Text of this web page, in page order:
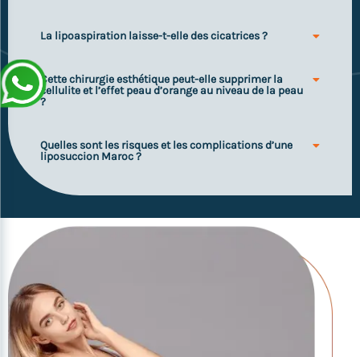
La lipoaspiration laisse-t-elle des cicatrices ?
Cette chirurgie esthétique peut-elle supprimer la
cellulite et l’effet peau d’orange au niveau de la peau
?
Quelles sont les risques et les complications d’une
liposuccion Maroc ?